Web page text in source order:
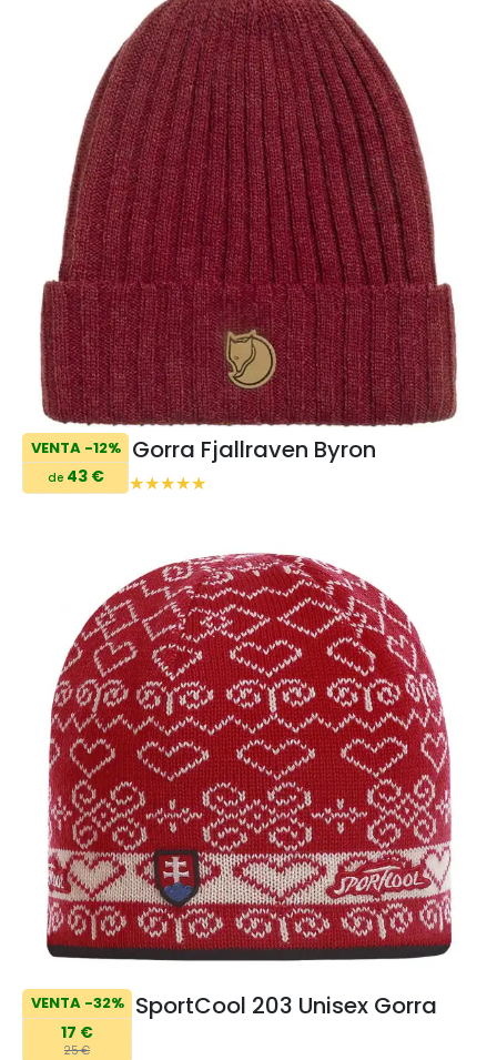
VENTA -12%
de43 €
Gorra Fjallraven Byron
VENTA -32%
17 €
25 €
SportCool 203 Unisex Gorra